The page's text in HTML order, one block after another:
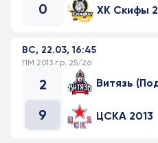
0
ХК Скифы
ВС, 22.03, 16:45
ПМ 2013 г.р. 25/26
2
9
Витязь
ЦСКА 2013